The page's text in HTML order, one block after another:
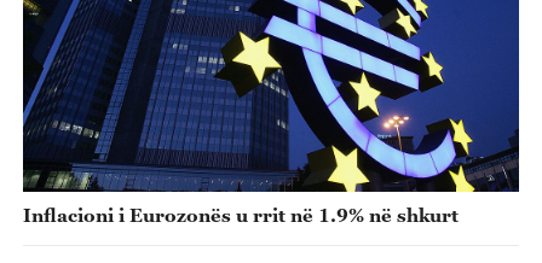
Inflacioni i Eurozonës u rrit në 1.9% në shkurt